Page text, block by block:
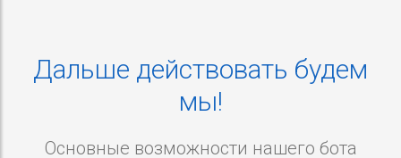
Дальше действовать будем
мы!
Основные возможности нашего бота